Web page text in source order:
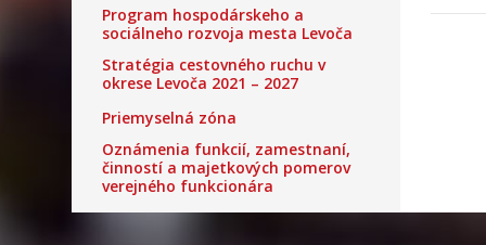
Program hospodárskeho a
sociálneho rozvoja mesta Levoča
Stratégia cestovného ruchu v
okrese Levoča 2021 – 2027
Priemyselná zóna
Oznámenia funkcií, zamestnaní,
činností a majetkových pomerov
verejného funkcionára